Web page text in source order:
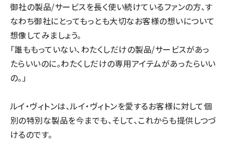
御社の製品/サービスを長く使い続けているファンの方、す
なわち御社にとってもっとも大切なお客様の想いについて
想像してみましょう。
「誰ももっていない、わたくしだけの製品/サービスがあっ
たらいいのに。わたくしだけの専用アイテムがあったらいい
の。」
ルイ・ヴィトンは、ルイ・ヴィトンを愛するお客様に対して個
別の特別な製品を今までも、そして、これからも提供しつづ
けるのです。